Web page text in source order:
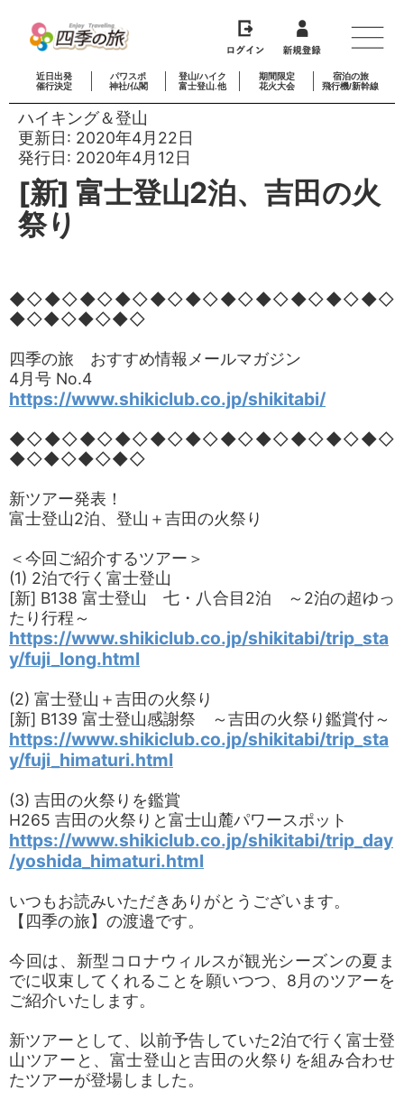
近日出発
催行決定
パワスポ
神社/仏閣
登山/ハイク
富士登山.他
期間限定
花火大会
宿泊の旅
飛行機/新幹線
ハイキング＆登山
更新日: 2020年4月22日
発行日: 2020年4月12日
[新] 富士登山2泊、吉田の火
祭り
◆◇◆◇◆◇◆◇◆◇◆◇◆◇◆◇◆◇◆◇◆◇
◆◇◆◇◆◇◆◇
四季の旅 おすすめ情報メールマガジン
4月号 No.4
https://www.shikiclub.co.jp/shikitabi/
◆◇◆◇◆◇◆◇◆◇◆◇◆◇◆◇◆◇◆◇◆◇
◆◇◆◇◆◇◆◇
新ツアー発表！
富士登山2泊、登山＋吉田の火祭り
＜今回ご紹介するツアー＞
(1) 2泊で行く富士登山
[新] B138 富士登山 七・八合目2泊 ～2泊の超ゆっ
たり行程～
https://www.shikiclub.co.jp/shikitabi/trip_sta
y/fuji_long.html
(2) 富士登山＋吉田の火祭り
[新] B139 富士登山感謝祭 ～吉田の火祭り鑑賞付～
https://www.shikiclub.co.jp/shikitabi/trip_sta
y/fuji_himaturi.html
(3) 吉田の火祭りを鑑賞
H265 吉田の火祭りと富士山麓パワースポット
https://www.shikiclub.co.jp/shikitabi/trip_day
/yoshida_himaturi.html
いつもお読みいただきありがとうございます。
【四季の旅】の渡邉です。
今回は、新型コロナウィルスが観光シーズンの夏ま
でに収束してくれることを願いつつ、8月のツアーを
ご紹介いたします。
新ツアーとして、以前予告していた2泊で行く富士登
山ツアーと、富士登山と吉田の火祭りを組み合わせ
たツアーが登場しました。